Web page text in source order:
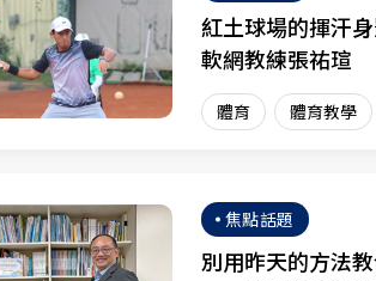
紅土球場的揮汗
軟網教練張祐瑄
體育 體育教學
焦點話題
別用昨天的方法